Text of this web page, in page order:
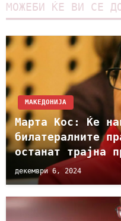
МОЖЕБИ ЌЕ ВИ СЕ
МАКЕДОНИЈА
Марта Кос: Ќе
билатералните
останат трајна
декември 6, 2024